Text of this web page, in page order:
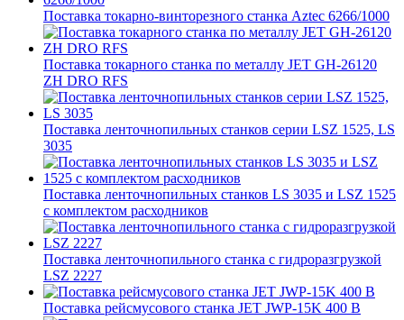
Поставка токарно-винторезного станка Aztec 6266/1000
Поставка токарного станка по металлу JET GH-26120
ZH DRO RFS
Поставка ленточнопильных станков серии LSZ 1525, LS
3035
Поставка ленточнопильных станков LS 3035 и LSZ 1525
с комплектом расходников
Поставка ленточнопильного станка c гидроразгрузкой
LSZ 2227
Поставка рейсмусового станка JET JWP-15K 400 В